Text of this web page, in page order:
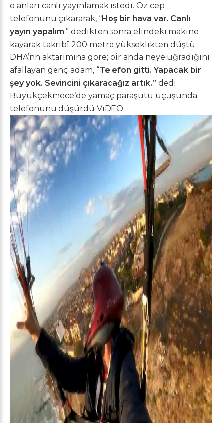
o anları canlı yayınlamak istedi. Öz cep
telefonunu çıkararak, “Hoş bir hava var. Canlı
yayın yapalım.” dedikten sonra elindeki makine
kayarak takribî 200 metre yükseklikten düştü.
DHA’nn aktarımına göre; bir anda neye uğradığını
afallayan genç adam, “Telefon gitti. Yapacak bir
şey yok. Sevincini çıkaracağız artık.” dedi.
Büyükçekmece’de yamaç paraşütü uçuşunda
telefonunu düşürdü ViDEO